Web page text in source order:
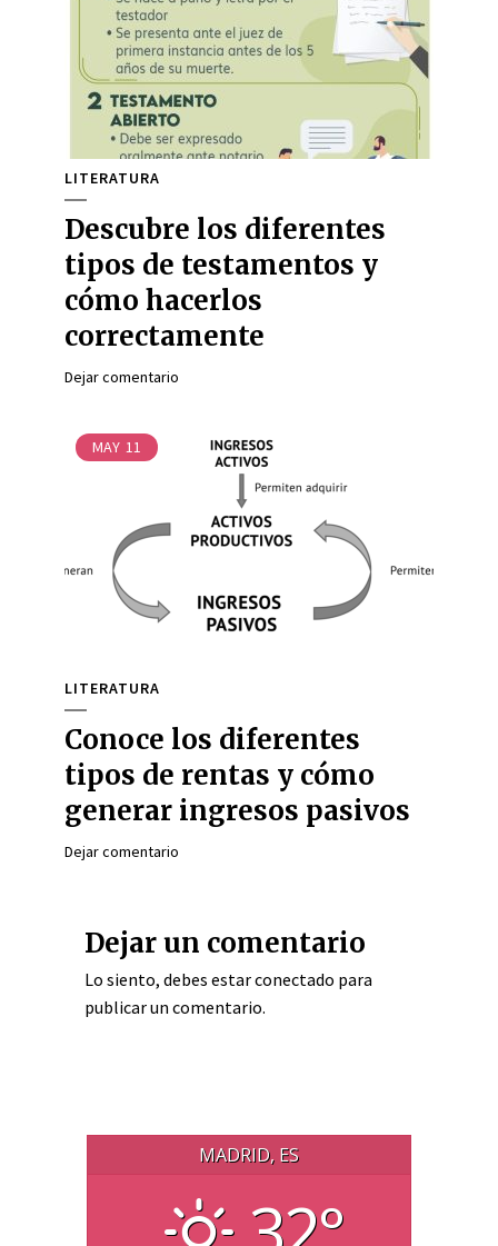
LITERATURA
Descubre los diferentes
tipos de testamentos y
cómo hacerlos
correctamente
Dejar comentario
MAY 11
LITERATURA
Conoce los diferentes
tipos de rentas y cómo
generar ingresos pasivos
Dejar comentario
Dejar un comentario
Lo siento, debes estarconectado para
publicar un comentario.
MADRID, ES